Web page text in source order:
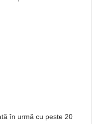
în urmă cu peste 20